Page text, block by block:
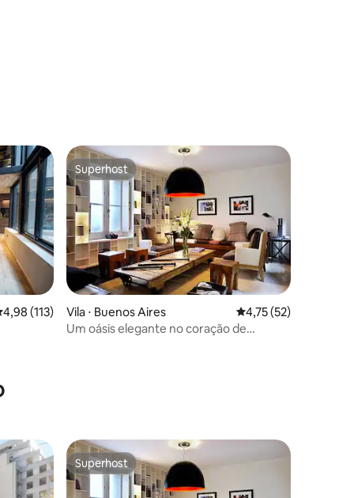
de uma avaliação média de 5, 113 avaliações
4,98 (113)
Superhost
Superhost
Vila ⋅ Buenos Aires 4,75 de uma
4,75 (52)
Um oásis elegante no coração de
Superhost
Superhost